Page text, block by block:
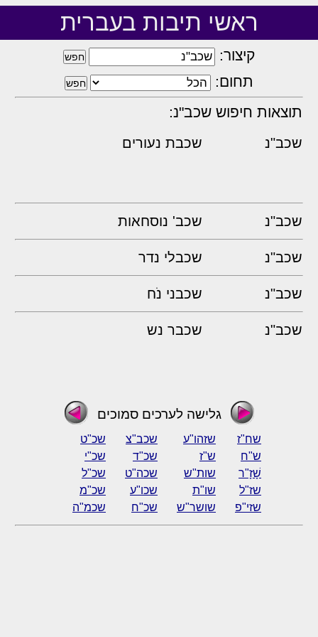
ראשי תיבות בעברית
קיצור:
תחום:
תוצאות חיפוש שכב"נ:
שכב"נ שכבת נעורים
שכב"נ שכב' נוסחאות
שכב"נ שכבלי נדר
שכב"נ שכבני נֹח
שכב"נ שכבר נש
גלישה לערכים סמוכים
שח"ז שזהו"ע שכב"צ
שכ"ט
ש"ח
ש"ז שכ"ד
שכ"י
שָׁזָ"ר
שות"ש שכה"ט
שכ"ל
שז"ל
שו"ת שכו"ע
שכ"מ
שזי"פ
שושר"ש שכ"ח שכמ"ה